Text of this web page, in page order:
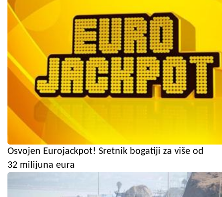
Osvojen Eurojackpot! Sretnik bogatiji za više od
32 milijuna eura